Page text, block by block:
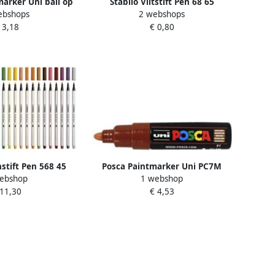
pc 3m beige
medium amber
2 webshops
€ 0,80
Pen 568 45
Posca Paintmarker Uni PC7M
breed bruin
1 webshop
€ 4,53